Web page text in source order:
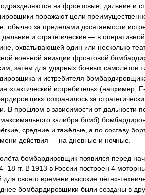
на фронтовые, дальние и
поражают цели
обычно за пределами досягаемости
и стратегические — в
охватывающей один или несколько
военной авиации фронтовой
затем для ударных боевых самолётов
и истребителя-
«тактический истребитель» (например,
сохранилось за
В прошлом в зависимости от дальности
калибра бомб)
средние и тяжёлые, а по составу
действия — на дневные и ночные.
бомбардировщик появился перед
гг. В 1913 в России построен 4-
своего времени высокие лётно-
бомбардировщики были созданы в